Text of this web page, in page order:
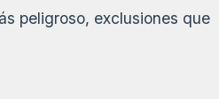
peligroso, exclusiones que